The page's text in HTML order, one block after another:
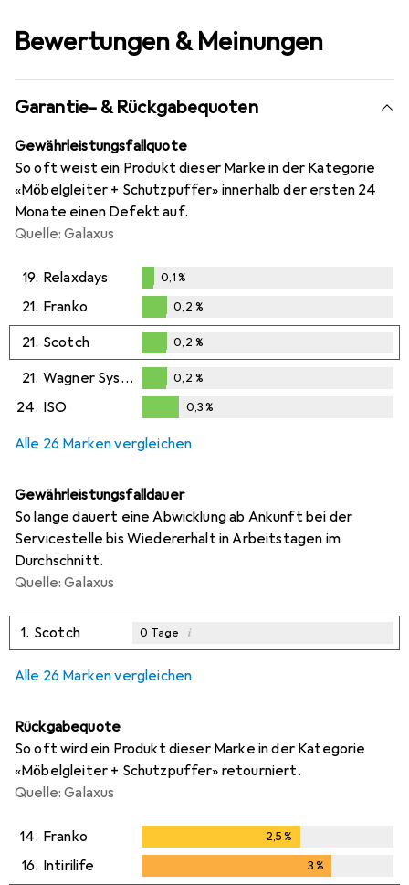
Bewertungen & Meinungen
Garantie- & Rückgabequoten
Gewährleistungsfallquote
So oft weist ein Produkt dieser Marke in der Kategorie
«Möbelgleiter + Schutzpuffer» innerhalb der ersten 24
Monate einen Defekt auf.
Quelle: Galaxus
19. Relaxdays
%
0,1%
21. Franko
0,2%
0,2 %
21. Scotch
0,2%
0,2 %
21. Wagner System
0,2%
0,2 %
24. ISO 0,3%
Alle 26 Marken vergleichen
Gewährleistungsfalldauer
So lange dauert eine Abwicklung ab Ankunft bei der
Servicestelle bis Wiedererhalt in Arbeitstagen im
Durchschnitt.
Quelle: Galaxus
1. Scotch 0 Tage i
Alle 26 Marken vergleichen
Rückgabequote
So oft wird ein Produkt dieser Marke in der Kategorie
«Möbelgleiter + Schutzpuffer» retourniert.
Quelle: Galaxus
14. Franko 2,5%
16. Intirilife 3%